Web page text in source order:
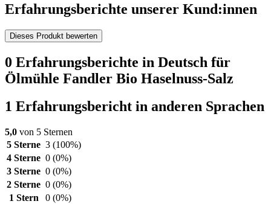
Erfahrungsberichte unserer Kund:innen
Dieses Produkt bewerten
0 Erfahrungsberichte in Deutsch für
Ölmühle Fandler Bio Haselnuss-Salz
1 Erfahrungsbericht in anderen Sprachen
5,0 von 5 Sternen
5 Sterne 3 (100%)
4 Sterne 0 (0%)
3 Sterne 0 (0%)
2 Sterne 0 (0%)
1 Stern
0 (0%)